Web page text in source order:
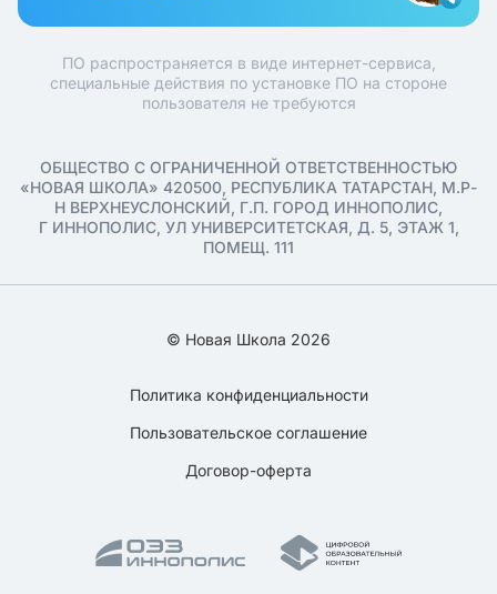
ПО распространяется в виде интернет-сервиса,
специальные действия по установке ПО на стороне
пользователя не требуются
ОБЩЕСТВО С ОГРАНИЧЕННОЙ ОТВЕТСТВЕННОСТЬЮ
«НОВАЯ ШКОЛА» 420500, РЕСПУБЛИКА ТАТАРСТАН, М.Р-
Н ВЕРХНЕУСЛОНСКИЙ, Г.П. ГОРОД ИННОПОЛИС,
Г ИННОПОЛИС, УЛ УНИВЕРСИТЕТСКАЯ, Д. 5, ЭТАЖ 1,
ПОМЕЩ. 111
© Новая Школа 2026
Политика конфиденциальности
Пользовательское соглашение
Договор-оферта